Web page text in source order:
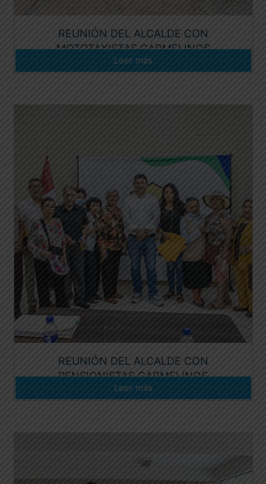
REUNIÓN DEL ALCALDE CON
MOTOTAXISTAS CARMELINOS
Leer más
REUNIÓN DEL ALCALDE CON
PENSIONISTAS CARMELINOS
Leer más